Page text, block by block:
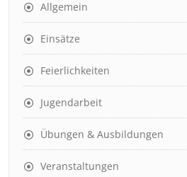
Allgemein
Einsätze
Feierlichkeiten
Jugendarbeit
Übungen & Ausbildungen
Veranstaltungen